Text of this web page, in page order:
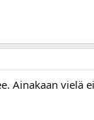
Ainakaan vielä